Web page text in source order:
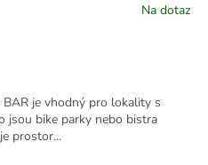
Na dotaz
je vhodný pro lokality s
jsou bike parky nebo bistra
prostor...